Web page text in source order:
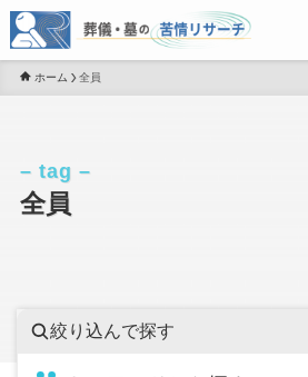
ホーム 全員
全員
– tag –
絞り込んで探す